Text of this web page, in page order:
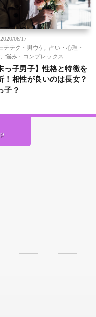
2020/08/17
テテク・男ウケ
占い・心理・
悩み・コンプレックス
っ子男子】性格と特徴を
！相性が良いのは長女？
子？